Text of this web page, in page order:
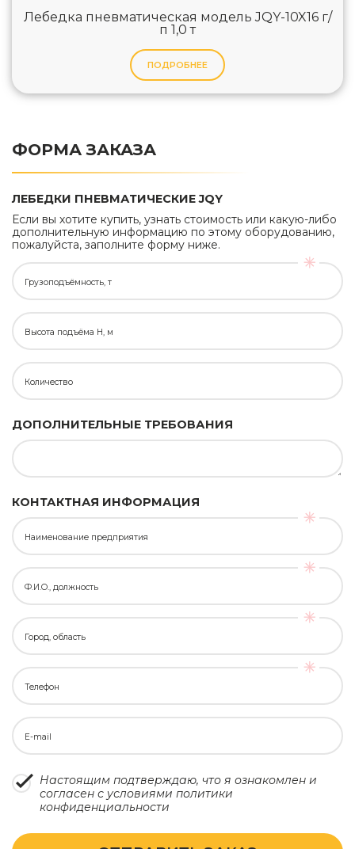
Лебедка пневматическая модель JQY-10X16 г/
п 1,0 т
ПОДРОБНЕЕ
ФОРМА ЗАКАЗА
ЛЕБЕДКИ ПНЕВМАТИЧЕСКИЕ JQY
Если вы хотите купить, узнать стоимость или какую-либо
дополнительную информацию по этому оборудованию,
пожалуйста, заполните форму ниже.
Грузоподъёмность, т
Высота подъёма H, м
Количество
ДОПОЛНИТЕЛЬНЫЕ ТРЕБОВАНИЯ
КОНТАКТНАЯ ИНФОРМАЦИЯ
Наименование предприятия
Ф.И.О., должность
Город, область
Телефон
E-mail
Настоящим подтверждаю, что я ознакомлен и
согласен с условиями политики
конфиденциальности